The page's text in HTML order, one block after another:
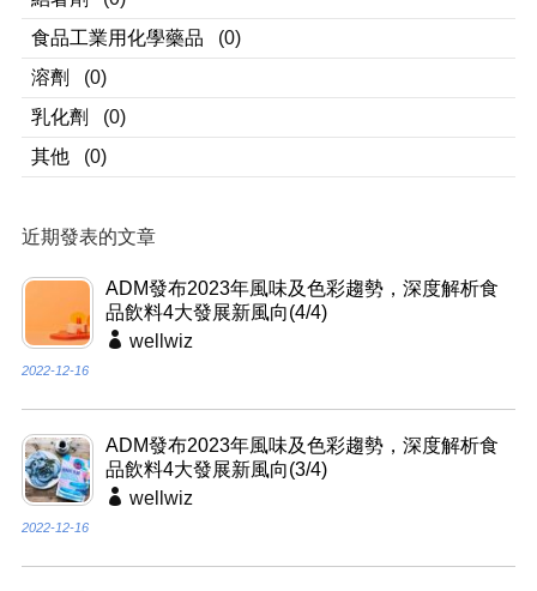
食品工業用化學藥品
(0)
溶劑
(0)
乳化劑
(0)
其他
(0)
近期發表的文章
ADM發布2023年風味及色彩趨勢，深度解析食
品飲料4大發展新風向(4/4)
wellwiz
2022-12-16
ADM發布2023年風味及色彩趨勢，深度解析食
品飲料4大發展新風向(3/4)
wellwiz
2022-12-16